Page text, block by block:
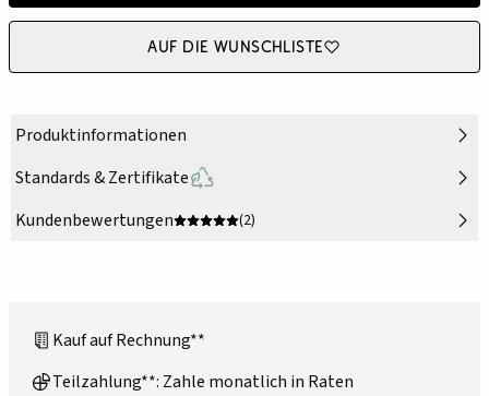
Auf die Wunschliste
Produktinformationen
Standards & Zertifikate
Kundenbewertungen
(2)
Kauf auf Rechnung**
Teilzahlung**: Zahle monatlich in Raten